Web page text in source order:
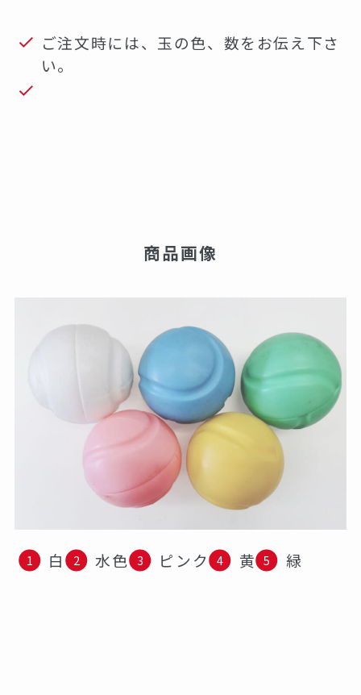
ご注文時には、玉の色、数をお伝え下さ
い。
商品画像
白 水色 ピンク 黄 緑